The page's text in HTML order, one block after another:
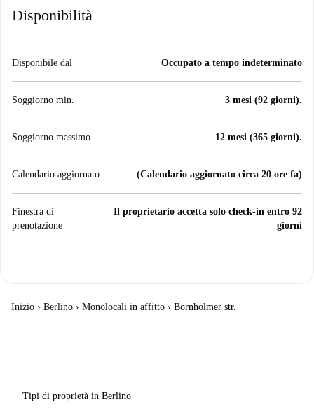
Disponibilità
Disponibile dal Occupato a tempo indeterminato
Soggiorno min. 3 mesi (92 giorni).
Soggiorno massimo 12 mesi (365 giorni).
Calendario aggiornato (Calendario aggiornato circa 20 ore fa)
Finestra di
prenotazione
Il proprietario accetta solo check-in entro 92
giorni
Inizio › Berlino › Monolocali in affitto › Bornholmer str.
Tipi di proprietà in Berlino